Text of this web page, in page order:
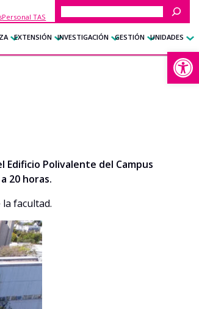
Personal TAS
Buscar
EXTENSIÓN INVESTIGACIÓN GESTIÓN UNIDADES
Polivalente del Campus
20 horas.
facultad.